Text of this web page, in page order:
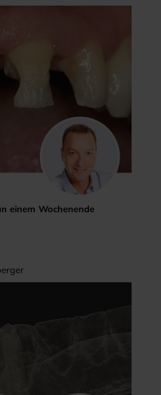
einem Wochenende